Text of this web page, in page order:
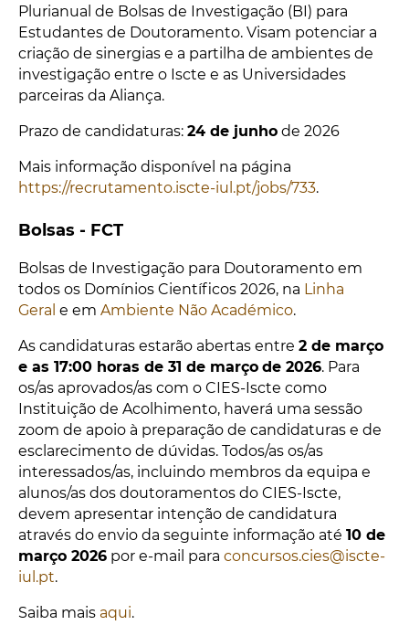
Plurianual de Bolsas de Investigação (BI) para
Estudantes de Doutoramento. Visam potenciar a
criação de sinergias e a partilha de ambientes de
investigação entre o Iscte e as Universidades
parceiras da Aliança.
Prazo de candidaturas: 24 de junho de 2026
Mais informação disponível na página
https://recrutamento.iscte-iul.pt/jobs/733.
Bolsas - FCT
Bolsas de Investigação para Doutoramento em
todos os Domínios Científicos 2026, na Linha
Geral e em Ambiente Não Académico.
As candidaturas estarão abertas entre 2 de março
e as 17:00 horas de 31 de março de 2026. Para
os/as aprovados/as com o CIES-Iscte como
Instituição de Acolhimento, haverá uma sessão
zoom de apoio à preparação de candidaturas e de
esclarecimento de dúvidas. Todos/as os/as
interessados/as, incluindo membros da equipa e
alunos/as dos doutoramentos do CIES-Iscte,
devem apresentar intenção de candidatura
através do envio da seguinte informação até 10 de
março 2026 por e-mail para concursos.cies@iscte-
iul.pt.
Saiba mais aqui.